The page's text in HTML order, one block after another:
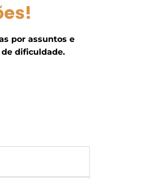
por assuntos e
dificuldade.